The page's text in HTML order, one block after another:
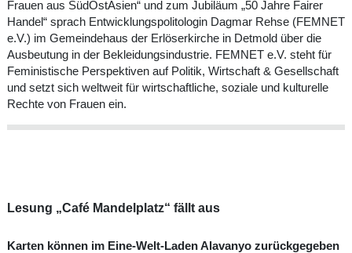
Frauen aus SüdOstAsien“ und zum Jubiläum „50 Jahre Fairer
Handel“ sprach Entwicklungspolitologin Dagmar Rehse (FEMNET
e.V.) im Gemeindehaus der Erlöserkirche in Detmold über die
Ausbeutung in der Bekleidungsindustrie. FEMNET e.V. steht für
Feministische Perspektiven auf Politik, Wirtschaft & Gesellschaft
und setzt sich weltweit für wirtschaftliche, soziale und kulturelle
Rechte von Frauen ein.
Lesung „Café Mandelplatz“ fällt aus
Karten können im Eine-Welt-Laden Alavanyo zurückgegeben